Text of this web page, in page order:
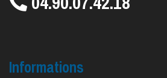
Informations